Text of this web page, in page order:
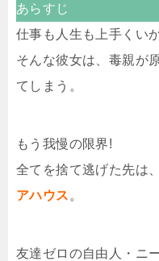
あらすじ
仕事も人生も上手くい
そんな彼女は、毒親が
てしまう。
もう我慢の限界!
全てを捨て逃げた先は
アハウス 。
友達ゼロの自由人・ニ